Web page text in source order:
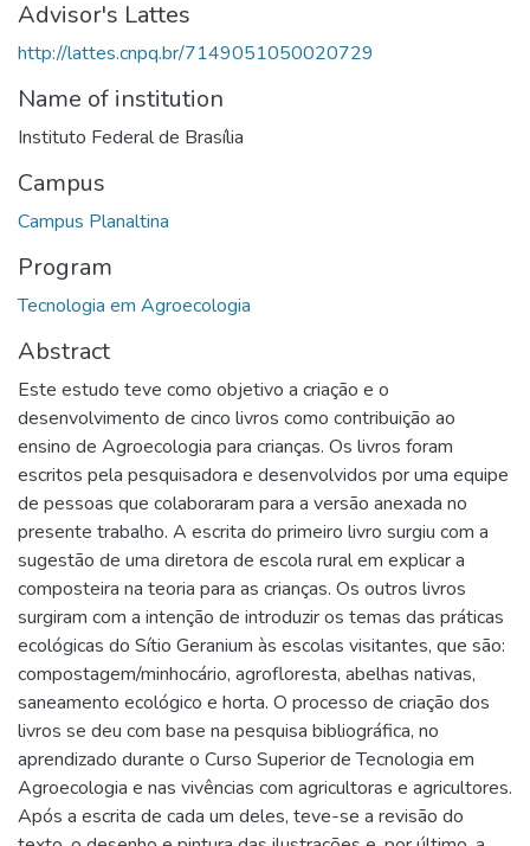
Advisor's Lattes
http://lattes.cnpq.br/7149051050020729
Name of institution
Instituto Federal de Brasília
Campus
Campus Planaltina
Program
Tecnologia em Agroecologia
Abstract
Este estudo teve como objetivo a criação e o
desenvolvimento de cinco livros como contribuição ao
ensino de Agroecologia para crianças. Os livros foram
escritos pela pesquisadora e desenvolvidos por uma equipe
de pessoas que colaboraram para a versão anexada no
presente trabalho. A escrita do primeiro livro surgiu com a
sugestão de uma diretora de escola rural em explicar a
composteira na teoria para as crianças. Os outros livros
surgiram com a intenção de introduzir os temas das práticas
ecológicas do Sítio Geranium às escolas visitantes, que são:
compostagem/minhocário, agrofloresta, abelhas nativas,
saneamento ecológico e horta. O processo de criação dos
livros se deu com base na pesquisa bibliográfica, no
aprendizado durante o Curso Superior de Tecnologia em
Agroecologia e nas vivências com agricultoras e agricultores.
Após a escrita de cada um deles, teve-se a revisão do